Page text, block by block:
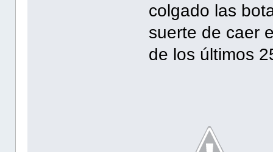
colgado las
suerte de caer
de los últimos